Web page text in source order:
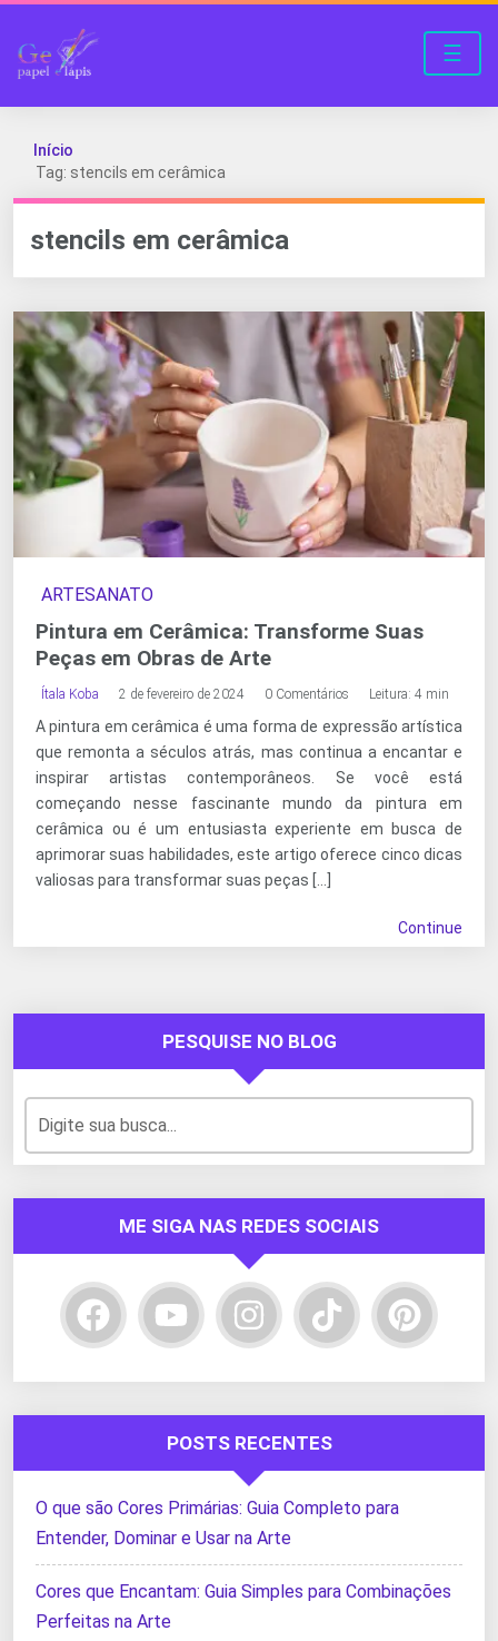
☰
Início
Tag: stencils em cerâmica
stencils em cerâmica
ARTESANATO
Pintura em Cerâmica: Transforme Suas
Peças em Obras de Arte
Ítala Koba 2 de fevereiro de 2024 0 Comentários Leitura: 4 min
A pintura em cerâmica é uma forma de expressão artística
que remonta a séculos atrás, mas continua a encantar e
inspirar artistas contemporâneos. Se você está
começando nesse fascinante mundo da pintura em
cerâmica ou é um entusiasta experiente em busca de
aprimorar suas habilidades, este artigo oferece cinco dicas
valiosas para transformar suas peças […]
Continue
PESQUISE NO BLOG
ME SIGA NAS REDES SOCIAIS
POSTS RECENTES
O que são Cores Primárias: Guia Completo para
Entender, Dominar e Usar na Arte
Cores que Encantam: Guia Simples para Combinações
Perfeitas na Arte